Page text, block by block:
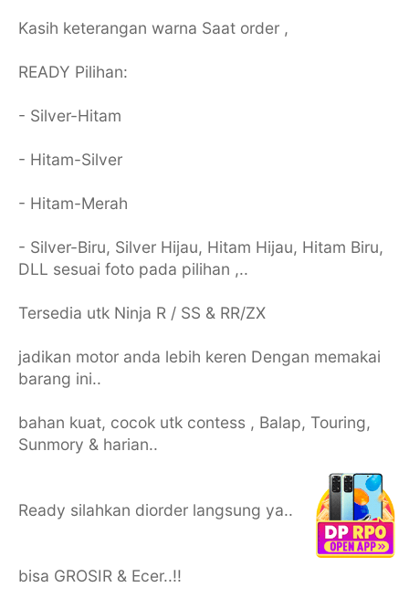
Kasih keterangan warna Saat order ,
READY Pilihan:
- Silver-Hitam
- Hitam-Silver
- Hitam-Merah
- Silver-Biru, Silver Hijau, Hitam Hijau, Hitam Biru,
DLL sesuai foto pada pilihan ,..
Tersedia utk Ninja R / SS & RR/ZX
jadikan motor anda lebih keren Dengan memakai
barang ini..
bahan kuat, cocok utk contess , Balap, Touring,
Sunmory & harian..
Ready silahkan diorder langsung ya..
bisa GROSIR & Ecer..!!